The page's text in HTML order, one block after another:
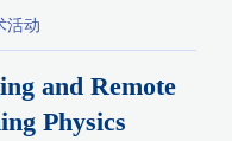
活动
and Remote
Physics